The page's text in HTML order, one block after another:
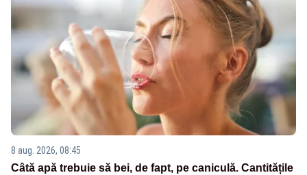
8 aug. 2026, 08:45
Câtă apă trebuie să bei, de fapt, pe caniculă. Cantitățile